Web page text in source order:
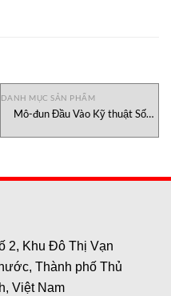
DANH MỤC SẢN PHẨM
Mô-đun Đầu Vào Kỹ thuật Số
Yokogawa Việt Nam
2, Khu Đô Thị Vạn
Thành phố Thủ
Việt Nam